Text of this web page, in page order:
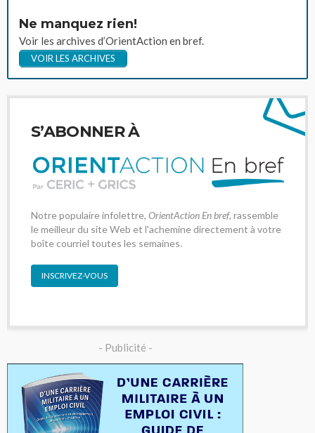
Ne manquez rien!
Voir les archives d’OrientAction en bref.
VOIR LES ARCHIVES
S’ABONNER À
Notre populaire infolettre, OrientAction En bref, rassemble
le meilleur du site Web et l'achemine directement à votre
boîte courriel toutes les semaines.
INSCRIVEZ-VOUS
- Publicité -